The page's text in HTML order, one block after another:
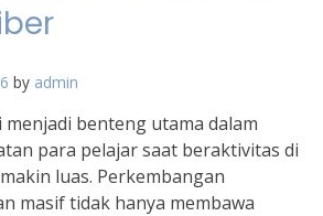
by admin
menjadi benteng utama dalam
para pelajar saat beraktivitas di
luas. Perkembangan
masif tidak hanya membawa